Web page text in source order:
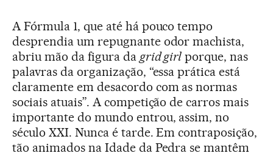
A Fórmula 1, que até há pouco tempo
desprendia um repugnante odor machista,
abriu mão da figura da grid girl porque, nas
palavras da organização, “essa prática está
claramente em desacordo com as normas
sociais atuais”. A competição de carros mais
importante do mundo entrou, assim, no
século XXI. Nunca é tarde. Em contraposição,
tão animados na Idade da Pedra se mantêm